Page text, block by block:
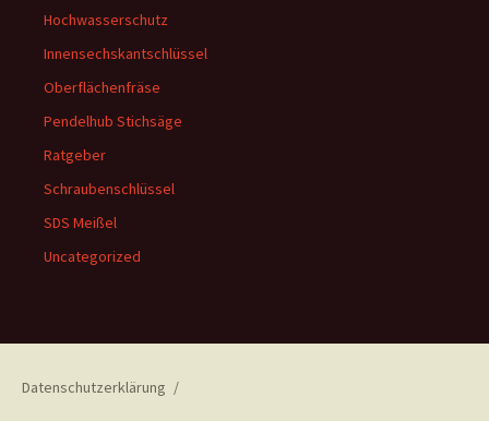
Hochwasserschutz
Innensechskantschlüssel
Oberflächenfräse
Pendelhub Stichsäge
Ratgeber
Schraubenschlüssel
SDS Meißel
Uncategorized
Datenschutzerklärung